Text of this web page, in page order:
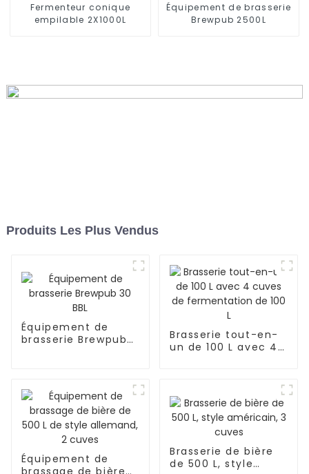
Fermenteur conique
empilable 2X1000L
Équipement de brasserie
Brewpub 2500L
Produits Les Plus Vendus
Équipement de
brasserie Brewpub
Brasserie tout-en-
un de 100 L avec 4
Équipement de
brassage de bière
Brasserie de bière
de 500 L, style